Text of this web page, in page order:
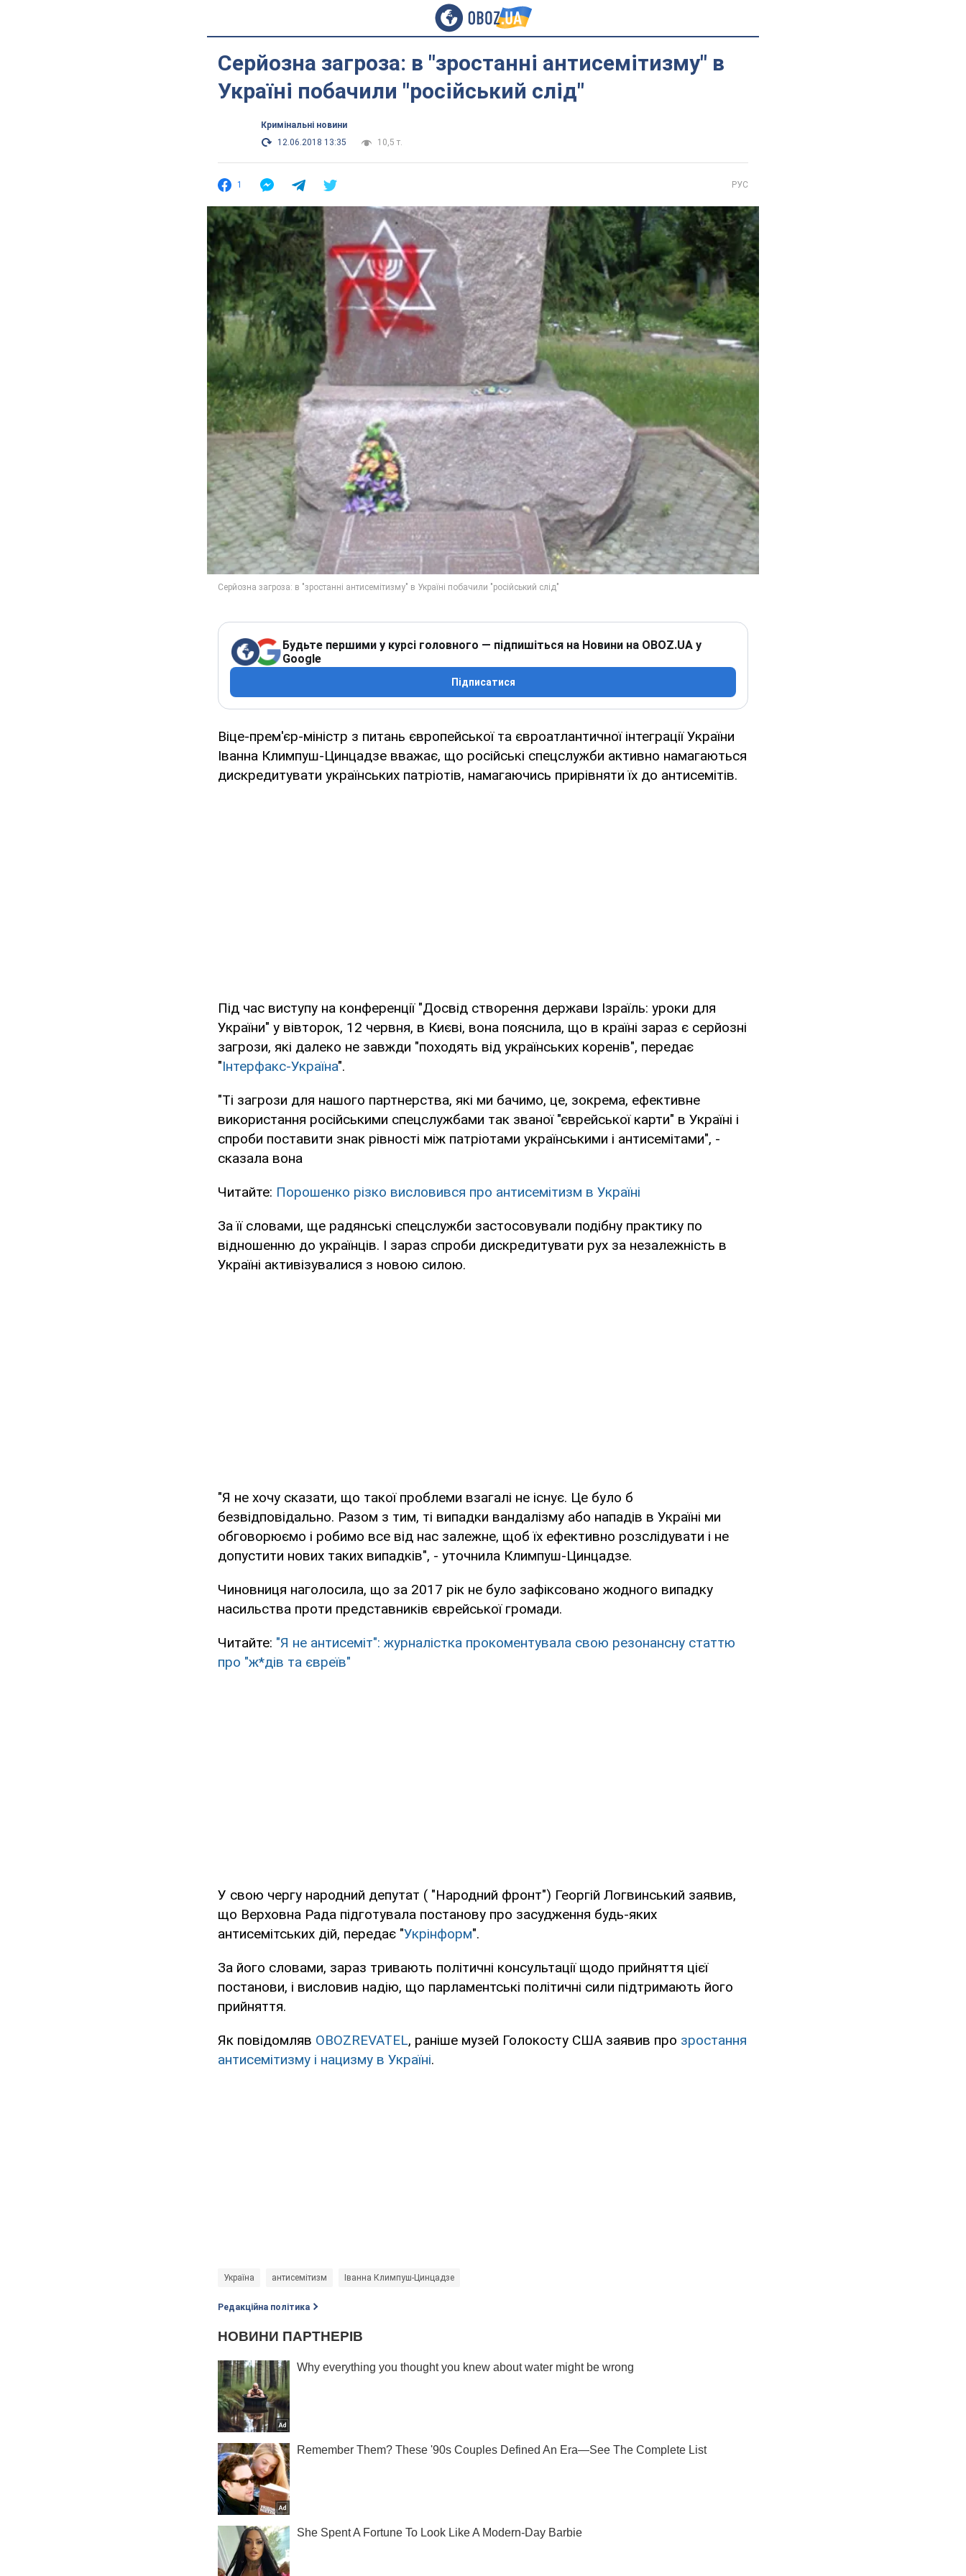
Серйозна загроза: в "зростанні антисемітизму" в
Україні побачили "російський слід"
Кримінальні новини
12.06.2018 13:35
10,5 т.
1 РУС
Будьте першими у курсі головного — підпишіться на Новини на OBOZ.UA у
Google
Підписатися
Віце-прем'єр-міністр з питань європейської та євроатлантичної інтеграції України
Іванна Климпуш-Цинцадзе вважає, що російські спецслужби активно намагаються
дискредитувати українських патріотів, намагаючись прирівняти їх до антисемітів.
Під час виступу на конференції "Досвід створення держави Ізраїль: уроки для
України" у вівторок, 12 червня, в Києві, вона пояснила, що в країні зараз є серйозні
загрози, які далеко не завжди "походять від українських коренів", передає
"Інтерфакс-Україна".
"Ті загрози для нашого партнерства, які ми бачимо, це, зокрема, ефективне
використання російськими спецслужбами так званої "єврейської карти" в Україні і
спроби поставити знак рівності між патріотами українськими і антисемітами", -
сказала вона
Читайте: Порошенко різко висловився про антисемітизм в Україні
За її словами, ще радянські спецслужби застосовували подібну практику по
відношенню до українців. І зараз спроби дискредитувати рух за незалежність в
Україні активізувалися з новою силою.
"Я не хочу сказати, що такої проблеми взагалі не існує. Це було б
безвідповідально. Разом з тим, ті випадки вандалізму або нападів в Україні ми
обговорюємо і робимо все від нас залежне, щоб їх ефективно розслідувати і не
допустити нових таких випадків", - уточнила Климпуш-Цинцадзе.
Чиновниця наголосила, що за 2017 рік не було зафіксовано жодного випадку
насильства проти представників єврейської громади.
Читайте: "Я не антисеміт": журналістка прокоментувала свою резонансну статтю
про "ж*дів та євреїв"
У свою чергу народний депутат ( "Народний фронт") Георгій Логвинський заявив,
що Верховна Рада підготувала постанову про засудження будь-яких
антисемітських дій, передає "Укрінформ".
За його словами, зараз тривають політичні консультації щодо прийняття цієї
постанови, і висловив надію, що парламентські політичні сили підтримають його
прийняття.
Як повідомляв OBOZREVATEL, раніше музей Голокосту США заявив про зростання
антисемітизму і нацизму в Україні.
Україна антисемітизм Іванна Климпуш-Цинцадзе
Редакційна політика